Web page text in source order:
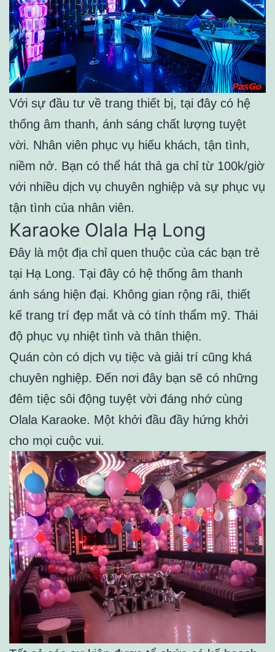
Với sự đầu tư về trang thiết bị, tại đây có hệ
thống âm thanh, ánh sáng chất lượng tuyệt
vời. Nhân viên phục vụ hiếu khách, tận tình,
niềm nở. Bạn có thể hát thả ga chỉ từ 100k/giờ
với nhiều dịch vụ chuyên nghiệp và sự phục vụ
tận tình của nhân viên.
Karaoke Olala Hạ Long
Đây là một địa chỉ quen thuộc của các bạn trẻ
tại Hạ Long. Tại đây có hệ thống âm thanh
ánh sáng hiện đại. Không gian rộng rãi, thiết
kế trang trí đẹp mắt và có tính thẩm mỹ. Thái
độ phục vụ nhiệt tình và thân thiện.
Quán còn có dịch vụ tiệc và giải trí cũng khá
chuyên nghiệp. Đến nơi đây bạn sẽ có những
đêm tiệc sôi động tuyệt vời đáng nhớ cùng
Olala Karaoke. Một khởi đầu đầy hứng khởi
cho mọi cuộc vui.